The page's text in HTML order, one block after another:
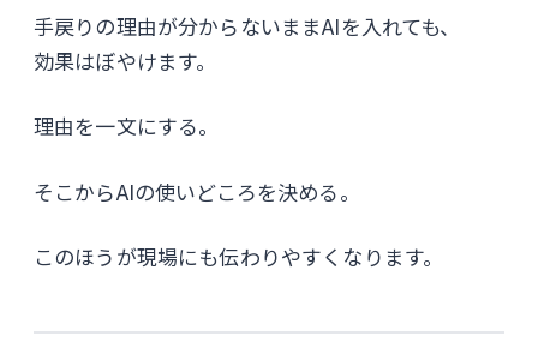
手戻りの理由が分からないままAIを入れても、
効果はぼやけます。
理由を一文にする。
そこからAIの使いどころを決める。
このほうが現場にも伝わりやすくなります。